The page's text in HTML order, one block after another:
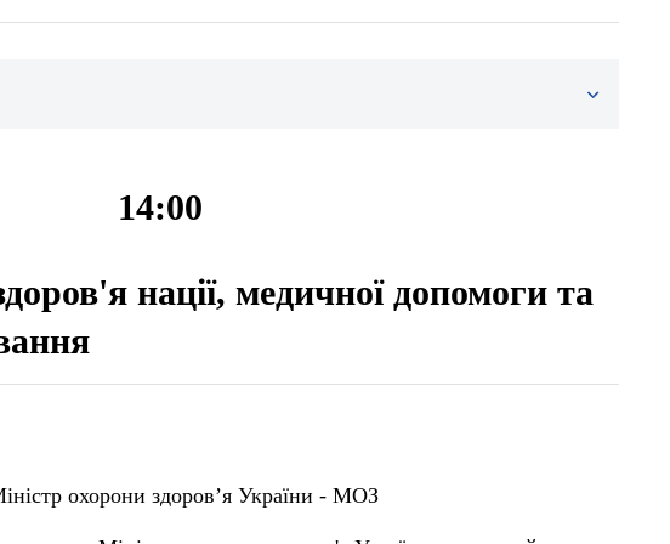
14:00
нації, медичної допомоги та
охорони здоров’я України - МОЗ